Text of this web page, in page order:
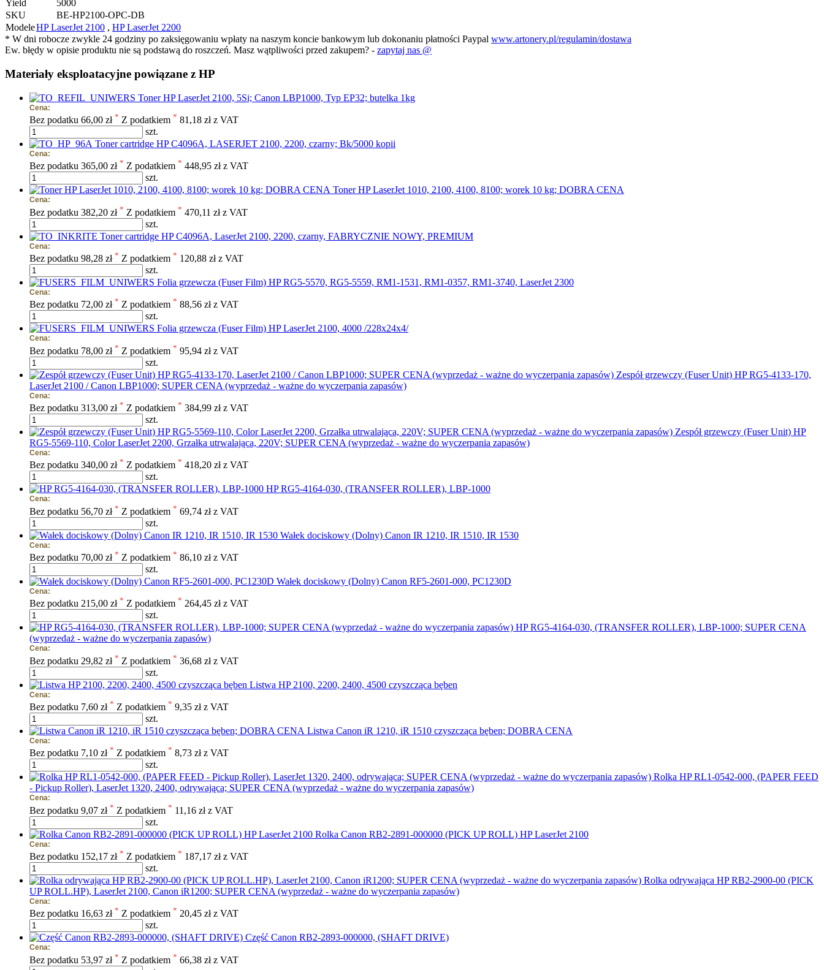
Yield
5000
SKU
BE-HP2100-OPC-DB
ModeleHP LaserJet 2100 , HP LaserJet 2200
* W dni robocze zwykle 24 godziny po zaksięgowaniu wpłaty na naszym koncie bankowym lub dokonaniu płatności Paypal www.artonery.pl/regulamin/dostawa
Ew. błędy w opisie produktu nie są podstawą do roszczeń. Masz wątpliwości przed zakupem? - zapytaj nas @
Materiały eksploatacyjne powiązane z HP
Toner HP LaserJet 2100, 5Si; Canon LBP1000, Typ EP32; butelka 1kg
Cena:
Bez podatku 66,00 zł * Z podatkiem * 81,18 zł z VAT
szt.
Toner cartridge HP C4096A, LASERJET 2100, 2200, czarny; Bk/5000 kopii
Cena:
Bez podatku 365,00 zł * Z podatkiem * 448,95 zł z VAT
szt.
Toner HP LaserJet 1010, 2100, 4100, 8100; worek 10 kg; DOBRA CENA
Cena:
Bez podatku 382,20 zł * Z podatkiem * 470,11 zł z VAT
szt.
Toner cartridge HP C4096A, LaserJet 2100, 2200, czarny, FABRYCZNIE NOWY, PREMIUM
Cena:
Bez podatku 98,28 zł * Z podatkiem * 120,88 zł z VAT
szt.
Folia grzewcza (Fuser Film) HP RG5-5570, RG5-5559, RM1-1531, RM1-0357, RM1-3740, LaserJet 2300
Cena:
Bez podatku 72,00 zł * Z podatkiem * 88,56 zł z VAT
szt.
Folia grzewcza (Fuser Film) HP LaserJet 2100, 4000 /228x24x4/
Cena:
Bez podatku 78,00 zł * Z podatkiem * 95,94 zł z VAT
szt.
Zespół grzewczy (Fuser Unit) HP RG5-4133-170,
LaserJet 2100 / Canon LBP1000; SUPER CENA (wyprzedaż - ważne do wyczerpania zapasów)
Cena:
Bez podatku 313,00 zł * Z podatkiem * 384,99 zł z VAT
szt.
Zespół grzewczy (Fuser Unit) HP
RG5-5569-110, Color LaserJet 2200, Grzałka utrwalająca, 220V; SUPER CENA (wyprzedaż - ważne do wyczerpania zapasów)
Cena:
Bez podatku 340,00 zł * Z podatkiem * 418,20 zł z VAT
szt.
HP RG5-4164-030, (TRANSFER ROLLER), LBP-1000
Cena:
Bez podatku 56,70 zł * Z podatkiem * 69,74 zł z VAT
szt.
Wałek dociskowy (Dolny) Canon IR 1210, IR 1510, IR 1530
Cena:
Bez podatku 70,00 zł * Z podatkiem * 86,10 zł z VAT
szt.
Wałek dociskowy (Dolny) Canon RF5-2601-000, PC1230D
Cena:
Bez podatku 215,00 zł * Z podatkiem * 264,45 zł z VAT
szt.
HP RG5-4164-030, (TRANSFER ROLLER), LBP-1000; SUPER CENA
(wyprzedaż - ważne do wyczerpania zapasów)
Cena:
Bez podatku 29,82 zł * Z podatkiem * 36,68 zł z VAT
szt.
Listwa HP 2100, 2200, 2400, 4500 czyszcząca bęben
Cena:
Bez podatku 7,60 zł * Z podatkiem * 9,35 zł z VAT
szt.
Listwa Canon iR 1210, iR 1510 czyszcząca bęben; DOBRA CENA
Cena:
Bez podatku 7,10 zł * Z podatkiem * 8,73 zł z VAT
szt.
Rolka HP RL1-0542-000, (PAPER FEED
- Pickup Roller), LaserJet 1320, 2400, odrywająca; SUPER CENA (wyprzedaż - ważne do wyczerpania zapasów)
Cena:
Bez podatku 9,07 zł * Z podatkiem * 11,16 zł z VAT
szt.
Rolka Canon RB2-2891-000000 (PICK UP ROLL) HP LaserJet 2100
Cena:
Bez podatku 152,17 zł * Z podatkiem * 187,17 zł z VAT
szt.
Rolka odrywająca HP RB2-2900-00 (PICK
UP ROLL.HP), LaserJet 2100, Canon iR1200; SUPER CENA (wyprzedaż - ważne do wyczerpania zapasów)
Cena:
Bez podatku 16,63 zł * Z podatkiem * 20,45 zł z VAT
szt.
Część Canon RB2-2893-000000, (SHAFT DRIVE)
Cena:
Bez podatku 53,97 zł * Z podatkiem * 66,38 zł z VAT